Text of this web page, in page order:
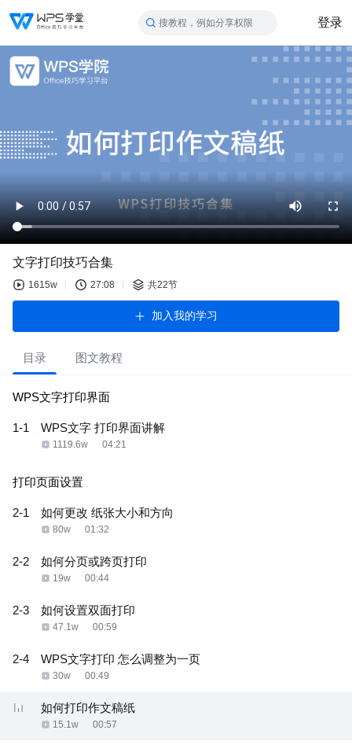
搜教程，例如分享权限 登录
文字打印技巧合集
1615w 27:08 共22节
加入我的学习
目录 图文教程
WPS文字打印界面
1-1 WPS文字 打印界面讲解
1119.6w 04:21
打印页面设置
2-1 如何更改 纸张大小和方向
80w 01:32
2-2 如何分页或跨页打印
19w 00:44
2-3 如何设置双面打印
47.1w 00:59
2-4 WPS文字打印 怎么调整为一页
30w 00:49
如何打印作文稿纸
15.1w 00:57